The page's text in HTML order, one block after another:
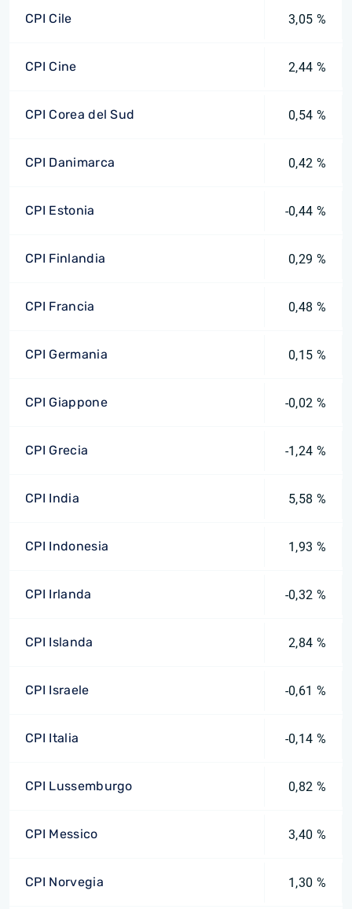
CPI Cile 3,05 %
CPI Cine 2,44 %
CPI Corea del Sud 0,54 %
CPI Danimarca 0,42 %
CPI Estonia -0,44 %
CPI Finlandia 0,29 %
CPI Francia 0,48 %
CPI Germania 0,15 %
CPI Giappone -0,02 %
CPI Grecia -1,24 %
CPI India 5,58 %
CPI Indonesia 1,93 %
CPI Irlanda -0,32 %
CPI Islanda 2,84 %
CPI Israele -0,61 %
CPI Italia -0,14 %
CPI Lussemburgo 0,82 %
CPI Messico 3,40 %
CPI Norvegia 1,30 %